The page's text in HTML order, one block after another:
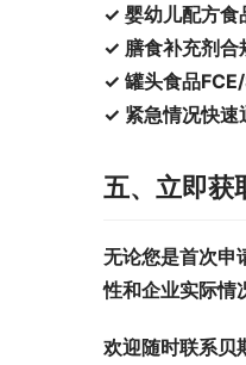
✓ 婴幼儿配方食
✓ 膳食补充剂合
✓ 罐头食品
✓ 紧急情况快速
五、立即获
无论您是首次申
性和企业实际情
欢迎随时联系贝